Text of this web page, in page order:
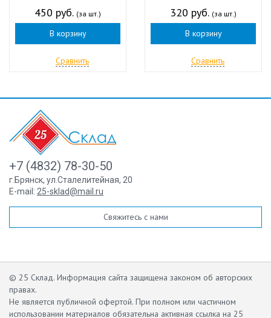
450 руб. (за шт.)
В корзину
Сравнить
320 руб. (за шт.)
В корзину
Сравнить
+7 (4832) 78-30-50
г.Брянск, ул.Сталелитейная, 20
E-mail: 25-sklad@mail.ru
Свяжитесь с нами
© 25 Склад. Информация сайта защищена законом об авторских
правах.
Не является публичной офертой. При полном или частичном
использовании материалов обязательна активная ссылка на 25